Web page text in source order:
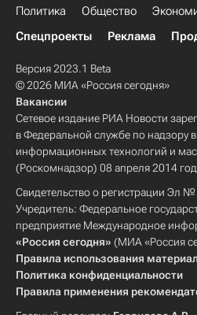
Политика Общество
Спецпроекты
Реклама
Версия 2023.1 Beta
© 2026 МИА «Россия сегодня»
Вакансии
Сетевое издание РИА Новости
в Федеральной службе по надзору
информационных технологий и
(Роскомнадзор) 08 апреля 2014
Свидетельство о регистрации Эл
Учредитель: Федеральное
предприятие Международное
«Россия сегодня» (МИА «Россия
Правила использования
Политика конфиденциальности
Правила применения